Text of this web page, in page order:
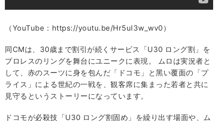
（YouTube：https://youtu.be/Hr5ul3w_wv0）
同CMは、30歳まで割引が続くサービス「U30 ロング割」を
プロレスのリングを舞台にユニークに表現。 ムロは実況者と
して、赤のスーツに身を包んだ「ドコモ」と黑い覆面の「プ
ライス」による世紀の一戦を、観客席に集まった若者と共に
見守るというストーリーになっています。
ドコモが必殺技「U30 ロング割固め」を繰り出す場面や、ム